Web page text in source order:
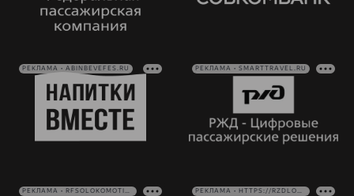
РЕКЛАМА • ABINBEVEFES.RU РЕКЛАМА • SMARTTRAVEL.RU
РЕКЛАМА • RFSOLOKOMOTIV.RU РЕКЛАМА • HTTPS://RZDLOG.RU/